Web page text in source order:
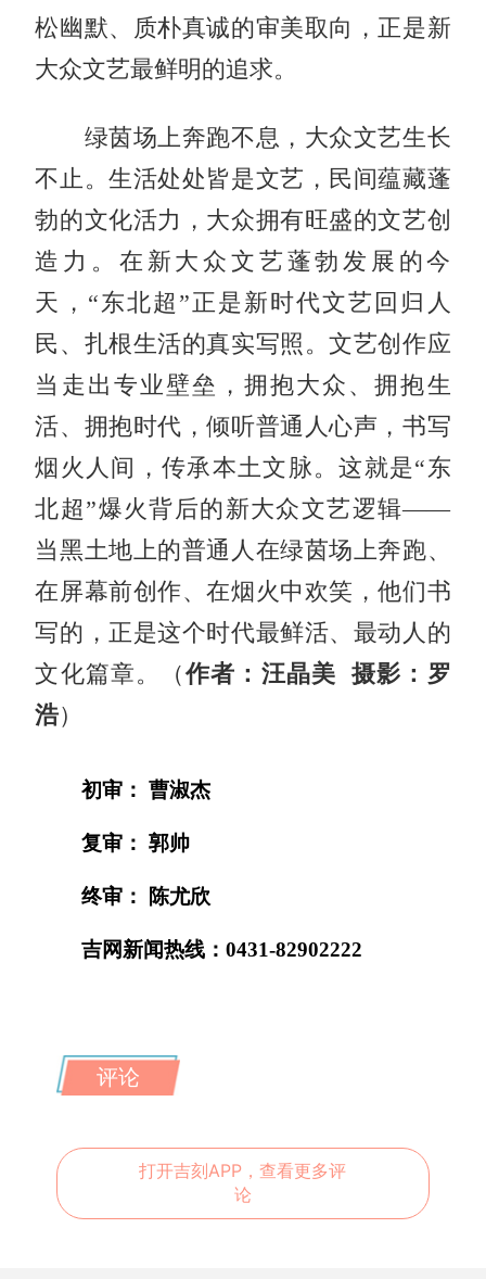
松幽默、质朴真诚的审美取向，正是新
大众文艺最鲜明的追求。
绿茵场上奔跑不息，大众文艺生长
不止。生活处处皆是文艺，民间蕴藏蓬
勃的文化活力，大众拥有旺盛的文艺创
造力。在新大众文艺蓬勃发展的今
天，“东北超”正是新时代文艺回归人
民、扎根生活的真实写照。文艺创作应
当走出专业壁垒，拥抱大众、拥抱生
活、拥抱时代，倾听普通人心声，书写
烟火人间，传承本土文脉。这就是“东
北超”爆火背后的新大众文艺逻辑——
当黑土地上的普通人在绿茵场上奔跑、
在屏幕前创作、在烟火中欢笑，他们书
写的，正是这个时代最鲜活、最动人的
文化篇章。（作者：汪晶美 摄影：罗
浩）
初审： 曹淑杰
复审： 郭帅
终审： 陈尤欣
吉网新闻热线：0431-82902222
评论
打开吉刻APP，查看更多评
论